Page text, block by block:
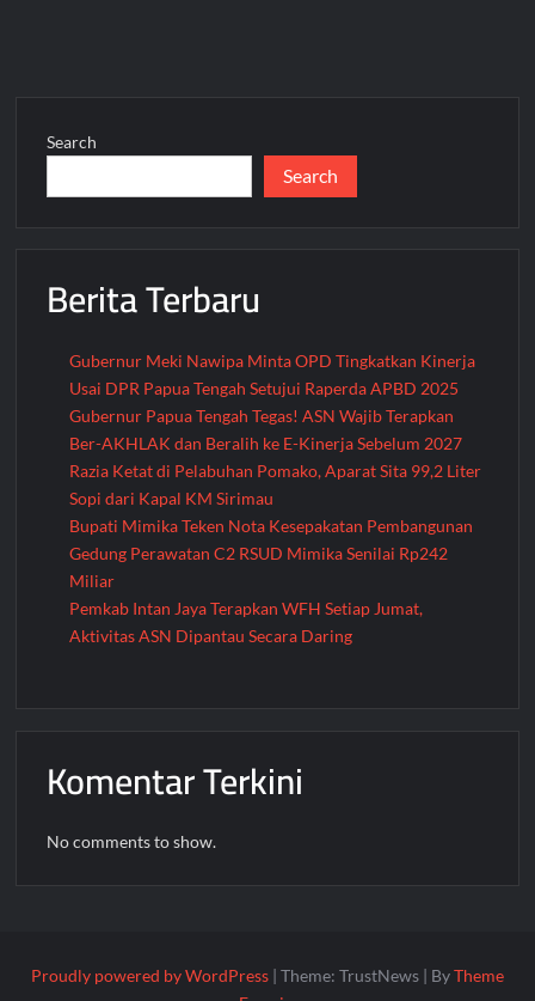
Search
Search
Berita Terbaru
Gubernur Meki Nawipa Minta OPD Tingkatkan Kinerja
Usai DPR Papua Tengah Setujui Raperda APBD 2025
Gubernur Papua Tengah Tegas! ASN Wajib Terapkan
Ber-AKHLAK dan Beralih ke E-Kinerja Sebelum 2027
Razia Ketat di Pelabuhan Pomako, Aparat Sita 99,2 Liter
Sopi dari Kapal KM Sirimau
Bupati Mimika Teken Nota Kesepakatan Pembangunan
Gedung Perawatan C2 RSUD Mimika Senilai Rp242
Miliar
Pemkab Intan Jaya Terapkan WFH Setiap Jumat,
Aktivitas ASN Dipantau Secara Daring
Komentar Terkini
No comments to show.
Proudly powered by WordPress | Theme: TrustNews | ByTheme